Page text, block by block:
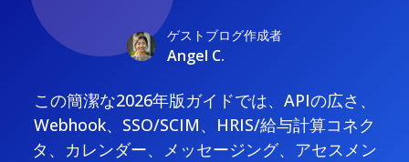
ゲストブログ作成者
Angel C.
この簡潔な2026年版ガイドでは、APIの広さ、
Webhook、SSO/SCIM、HRIS/給与計算コネク
タ、カレンダー、メッセージング、アセスメン